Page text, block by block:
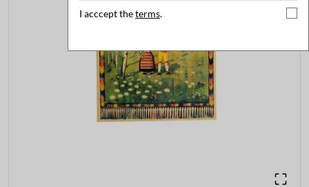
I acccept theterms.